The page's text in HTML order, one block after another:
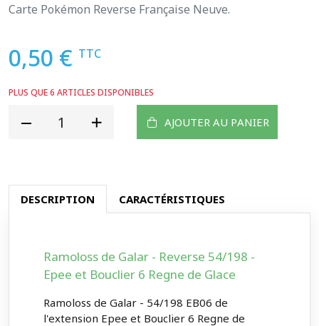
Carte Pokémon Reverse Française Neuve.
0,50 € TTC
PLUS QUE 6 ARTICLES DISPONIBLES
AJOUTER AU PANIER
DESCRIPTION CARACTÉRISTIQUES
Ramoloss de Galar - Reverse 54/198 -
Epee et Bouclier 6 Regne de Glace
Ramoloss de Galar - 54/198 EB06 de
l'extension Epee et Bouclier 6 Regne de